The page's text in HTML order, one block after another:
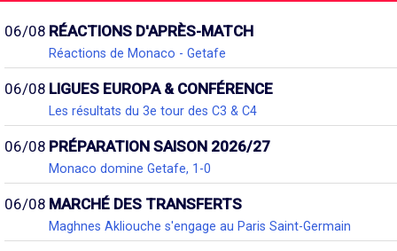
06/08 RÉACTIONS D'APRÈS-MATCH
Réactions de Monaco - Getafe
06/08 LIGUES EUROPA & CONFÉRENCE
Les résultats du 3e tour des C3 & C4
06/08 PRÉPARATION SAISON 2026/27
Monaco domine Getafe, 1-0
06/08 MARCHÉ DES TRANSFERTS
Maghnes Akliouche s'engage au Paris Saint-Germain